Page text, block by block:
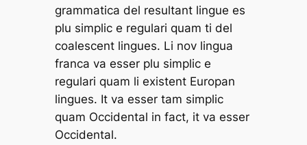
grammatica del resultant lingue es
plu simplic e regulari quam ti del
coalescent lingues. Li nov lingua
franca va esser plu simplic e
regulari quam li existent Europan
lingues. It va esser tam simplic
quam Occidental in fact, it va esser
Occidental.